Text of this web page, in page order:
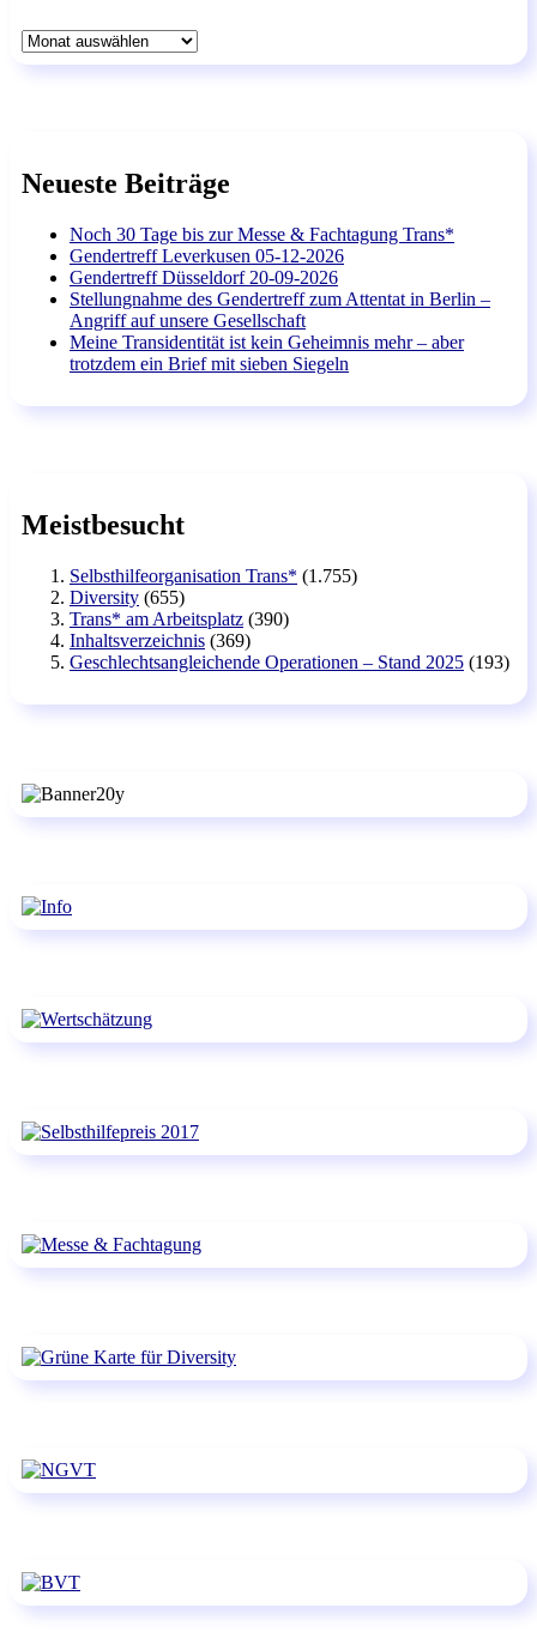
Archiv
Neueste Beiträge
Noch 30 Tage bis zur Messe & Fachtagung Trans*
Gendertreff Leverkusen 05-12-2026
Gendertreff Düsseldorf 20-09-2026
Stellungnahme des Gendertreff zum Attentat in Berlin –
Angriff auf unsere Gesellschaft
Meine Transidentität ist kein Geheimnis mehr – aber
trotzdem ein Brief mit sieben Siegeln
Meistbesucht
Selbsthilfeorganisation Trans* (1.755)
Diversity (655)
Trans* am Arbeitsplatz (390)
Inhaltsverzeichnis (369)
Geschlechtsangleichende Operationen – Stand 2025 (193)